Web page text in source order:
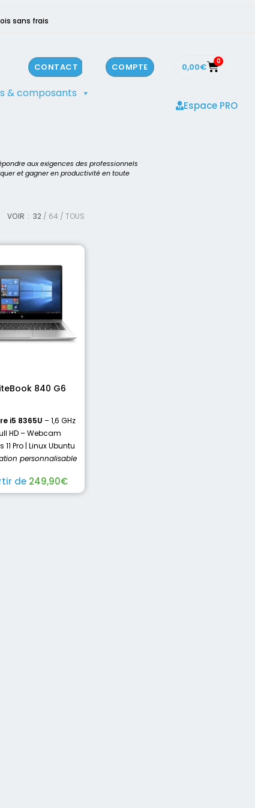
sans frais
CONTACT COMPTE 0,00€ 0
& composants
Espace PRO
aux exigences des professionnels
et gagner en productivité en toute
VOIR : 32 64 TOUS
840 G6
i5 8365U – 1,6 GHz
HD – Webcam
11 Pro | Linux Ubuntu
personnalisable
de 249,90€